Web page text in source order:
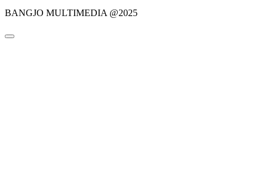
BANGJO MULTIMEDIA @2025